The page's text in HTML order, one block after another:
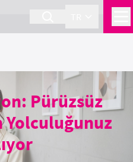
Pürüzsüz
Yolculuğunuz